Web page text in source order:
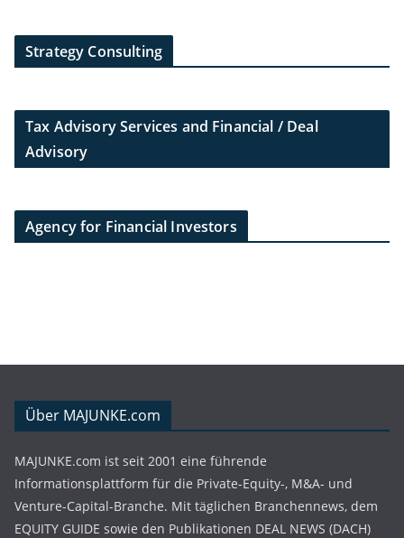
Strategy Consulting
Tax Advisory Services and Financial / Deal
Advisory
Agency for Financial Investors
Über MAJUNKE.com
MAJUNKE.com ist seit 2001 eine führende
Informationsplattform für die Private-Equity-, M&A- und
Venture-Capital-Branche. Mit täglichen Branchennews, dem
EQUITY GUIDE sowie den Publikationen DEAL NEWS (DACH)